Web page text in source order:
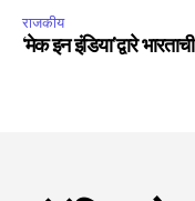
राजकीय
‘मेक इन इंडिया’द्वारे